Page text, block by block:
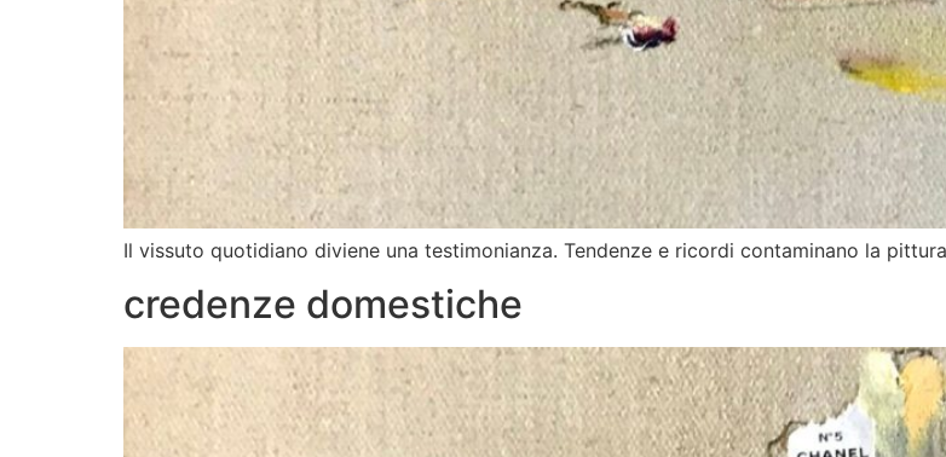
Il vissuto quotidiano diviene una testimonianza. Tendenze e ricordi contaminano la
credenze domestiche